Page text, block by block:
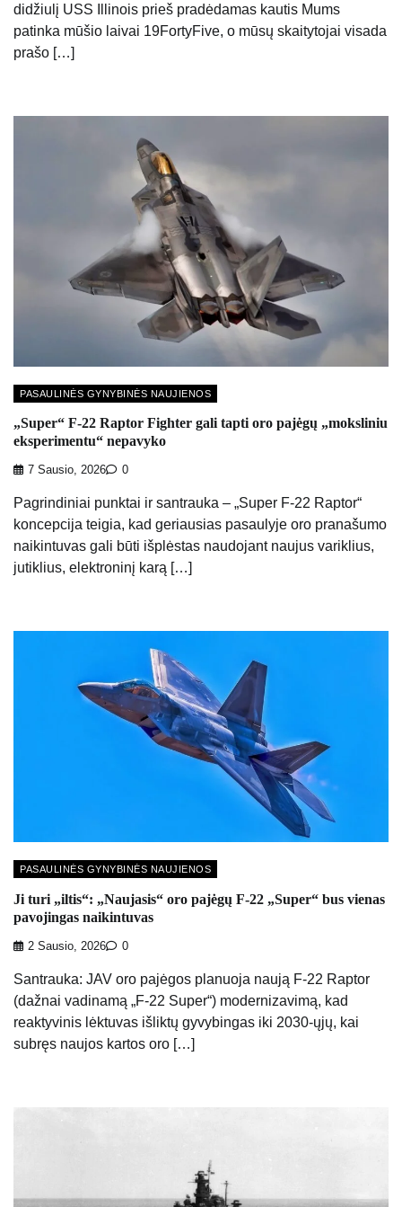
didžiulį USS Illinois prieš pradėdamas kautis Mums
patinka mūšio laivai 19FortyFive, o mūsų skaitytojai visada
prašo […]
PASAULINĖS GYNYBINĖS NAUJIENOS
„Super“ F-22 Raptor Fighter gali tapti oro pajėgų „moksliniu
eksperimentu“ nepavyko
7 Sausio, 2026 0
Pagrindiniai punktai ir santrauka – „Super F-22 Raptor“
koncepcija teigia, kad geriausias pasaulyje oro pranašumo
naikintuvas gali būti išplėstas naudojant naujus variklius,
jutiklius, elektroninį karą […]
PASAULINĖS GYNYBINĖS NAUJIENOS
Ji turi „iltis“: „Naujasis“ oro pajėgų F-22 „Super“ bus vienas
pavojingas naikintuvas
2 Sausio, 2026 0
Santrauka: JAV oro pajėgos planuoja naują F-22 Raptor
(dažnai vadinamą „F-22 Super“) modernizavimą, kad
reaktyvinis lėktuvas išliktų gyvybingas iki 2030-ųjų, kai
subręs naujos kartos oro […]